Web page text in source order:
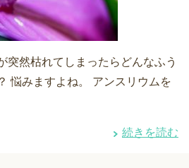
突然枯れてしまったらどんなふう
悩みますよね。 アンスリウムを
続きを読む